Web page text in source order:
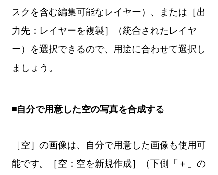
スクを含む編集可能なレイヤー）、または［出
力先：レイヤーを複製］（統合されたレイヤ
ー）を選択できるので、用途に合わせて選択し
ましょう。
◾️自分で用意した空の写真を合成する
［空］の画像は、自分で用意した画像も使用可
能です。［空：空を新規作成］（下側「＋」の